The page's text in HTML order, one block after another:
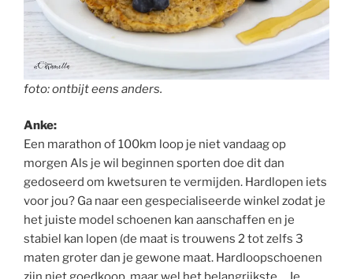
foto: ontbijt eens anders.
Anke:
Een marathon of 100km loop je niet vandaag op
morgen Als je wil beginnen sporten doe dit dan
gedoseerd om kwetsuren te vermijden. Hardlopen iets
voor jou? Ga naar een gespecialiseerde winkel zodat je
het juiste model schoenen kan aanschaffen en je
stabiel kan lopen (de maat is trouwens 2 tot zelfs 3
maten groter dan je gewone maat. Hardloopschoenen